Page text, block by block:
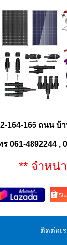
164-166 ถนน บ้
ร 061-4892244 ,
** จำหน่ายอุ
ติดต่อเ